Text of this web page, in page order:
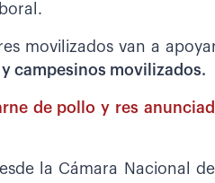
movilizados van a
campesinos movilizados.
de pollo y res
la Cámara Nacional